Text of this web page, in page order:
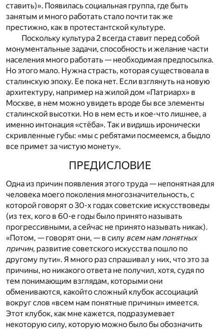
ставить)». Появилась социальная группа, где быть
занятым и много работать стало почти так же
престижно, как в протестантской культуре.
Поскольку культура 2 всегда ставит перед собой
монументальные задачи, способность и желание части
населения много работать — необходимая предпосылка.
Но этого мало. Нужна страсть, которая существовала в
сталинскую эпоху. Ее пока нет. Если взглянуть на новую
архитектуру, например на жилой дом «Патриарх» в
Москве, в нем можно увидеть вроде бы все элементы
сталинской высотки. Но в нем есть и кое-что лишнее, а
именно интонация «стёба». Так и видишь иронически
скривленные губы: «мы с ребятами посмеемся, а быдло
все примет за чистую монету».
ПРЕДИСЛОВИЕ
Одна из причин появления этого труда — непонятная для
человека моего поколения многозначительность, с
которой говорят о 30-х годах советские искусствоведы
(из тех, кого в 60-е годы было принято называть
прогрессивными, а сейчас не принято называть никак).
«Потом, — говорят они, — в силу всем нам понятных
причин, развитие советского искусства пошло по
другому пути». Я много раз спрашивал у них, что это за
причины, но никакого ответа не получил, хотя, судя по
тем понимающим взглядам, которыми они
обмениваются, какойто сложный клубок ассоциаций
вокруг слов «всем нам понятные причины» имеется.
Этот клубок, как мне кажется, подразумевает
некоторую силу, которую можно было бы обозначить